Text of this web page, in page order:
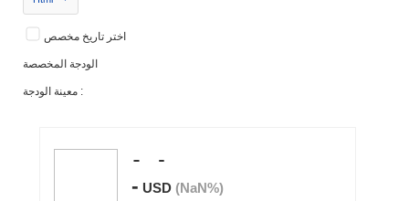
اختر تاريخ مخصص
الودجة المخصصة
معينة الودجة :